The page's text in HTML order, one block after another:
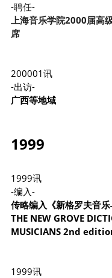
-聘任-
上海音乐学院2000届高
席
200001讯
-出访-
广西等地域
1999
1999讯
-编入-
传略编入《新格罗夫音乐
THE NEW GROVE
MUSICIANS 2nd
1999讯